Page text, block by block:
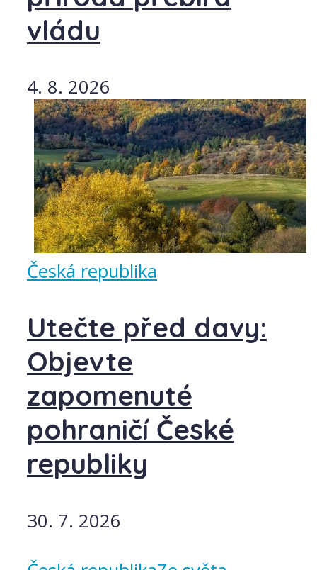
vládu
4. 8. 2026
Česká republika
Utečte před davy:
Objevte
zapomenuté
pohraničí České
republiky
30. 7. 2026